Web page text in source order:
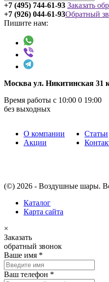
+7 (495) 744-61-93 Заказать
+7 (926) 044-61-93
Пишите нам:
Обратный
Москва ул. Никитинская 31
Время работы с 10:00 0 19:00
без выходных
О компании
Акции
Статьи
(©) 2026 - Воздушные шары.
Каталог
Карта сайта
×
Заказать
обратный звонок
Ваше имя *
Ваш телефон *